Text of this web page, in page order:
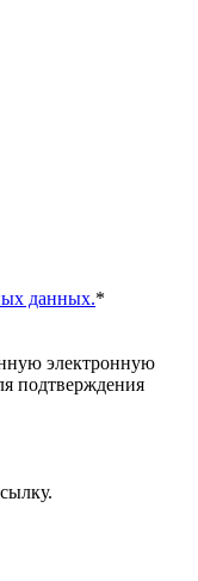
данных.*
электронную
подтверждения